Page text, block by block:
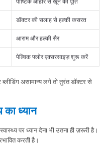
पौष्टिक आहार से खून की पूर्ति
डॉक्टर की सलाह से हल्की कसरत
आराम और हल्की सैर
पेल्विक फ्लोर एक्सरसाइज़ शुरू करें
असामान्य लगे तो तुरंत डॉक्टर से
का ध्यान
पर ध्यान देना भी उतना ही ज़रूरी है।
करती है।